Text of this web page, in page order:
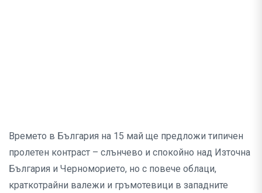
Времето в България на 15 май ще предложи типичен
пролетен контраст – слънчево и спокойно над Източна
България и Черноморието, но с повече облаци,
краткотрайни валежи и гръмотевици в западните